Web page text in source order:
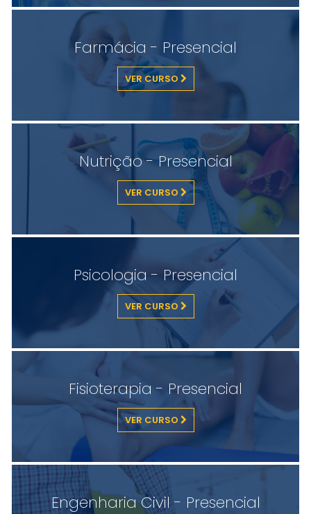
Farmácia - Presencial
VER CURSO
Nutrição - Presencial
VER CURSO
Psicologia - Presencial
VER CURSO
Fisioterapia - Presencial
VER CURSO
Engenharia Civil - Presencial